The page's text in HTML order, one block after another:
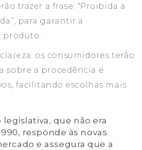
trazer a frase: “Proibida a
para garantir a
produto.
os consumidores terão
sobre a procedência e
facilitando escolhas mais
legislativa, que não era
responde às novas
e assegura que a